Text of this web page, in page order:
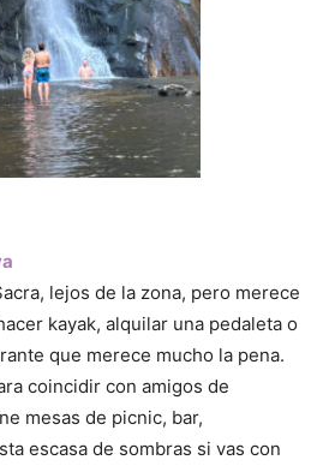
lejos de la zona, pero merece
kayak, alquilar una pedaleta o
que merece mucho la pena.
coincidir con amigos de
mesas de picnic, bar,
escasa de sombras si vas con